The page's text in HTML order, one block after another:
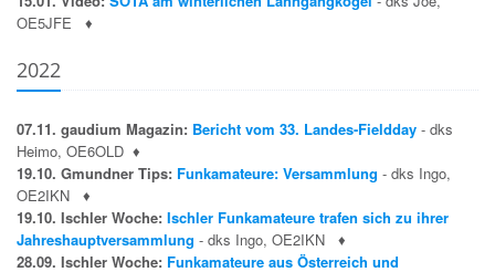
OE5JFE
♦
2022
07.11. gaudium Magazin: Bericht vom 33. Landes-Fieldday - dks
Heimo, OE6OLD ♦
19.10. Gmundner Tips: Funkamateure: Versammlung - dks Ingo,
OE2IKN
♦
19.10. Ischler Woche: Ischler Funkamateure trafen sich zu ihrer
Jahreshauptversammlung - dks Ingo, OE2IKN
♦
28.09. Ischler Woche: Funkamateure aus Österreich und